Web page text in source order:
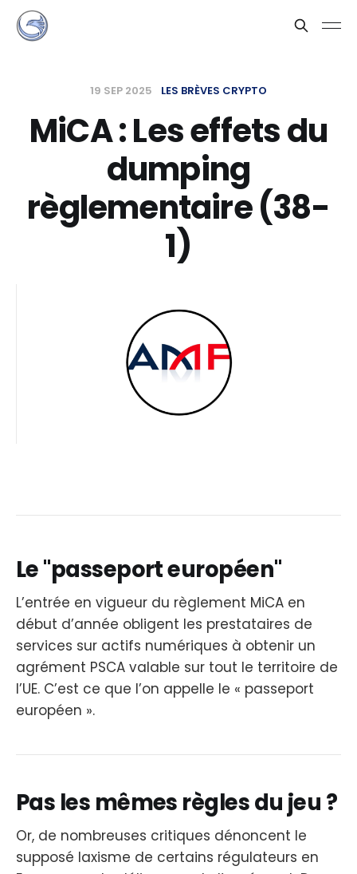
19 SEP 2025 LES BRÈVES CRYPTO
MiCA : Les effets du
dumping
règlementaire (38-
1)
Le "passeport européen"
L’entrée en vigueur du règlement MiCA en
début d’année obligent les prestataires de
services sur actifs numériques à obtenir un
agrément PSCA valable sur tout le territoire de
l’UE. C’est ce que l’on appelle le « passeport
européen ».
Pas les mêmes règles du jeu ?
Or, de nombreuses critiques dénoncent le
supposé laxisme de certains régulateurs en